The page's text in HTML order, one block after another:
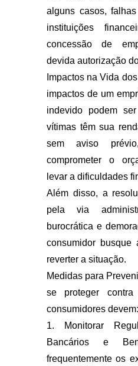
alguns casos,
instituições
concessão de
devida autorização
Impactos na Vida
impactos de um
indevido podem
vítimas têm sua
sem aviso
comprometer o
levar a dificuldades
Além disso, a
pela via
burocrática e
consumidor
reverter a situação.
Medidas para
se proteger
consumidores devem:
1. Monitorar
Bancários e
frequentemente os